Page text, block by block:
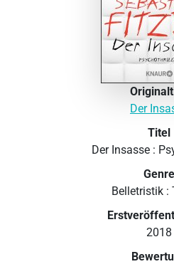
Der
Titel
Der Insasse :
Genre
Belletristik :
2018